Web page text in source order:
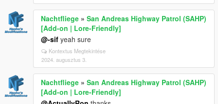
Nachtfliege » San Andreas Highway Patrol (SAHP)
[Add-on | Lore-Friendly]
@-sif yeah sure
Kontextus Megtekintése
2024. augusztus 3.
Nachtfliege » San Andreas Highway Patrol (SAHP)
[Add-on | Lore-Friendly]